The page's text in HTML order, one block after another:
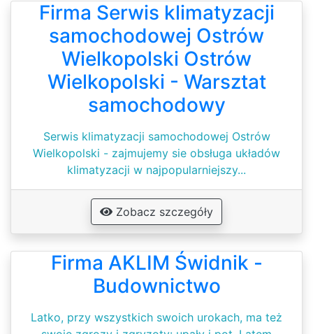
Firma Serwis klimatyzacji
samochodowej Ostrów
Wielkopolski Ostrów
Wielkopolski - Warsztat
samochodowy
Serwis klimatyzacji samochodowej Ostrów
Wielkopolski - zajmujemy sie obsługa układów
klimatyzacji w najpopularniejszy...
Zobacz szczegóły
Firma AKLIM Świdnik -
Budownictwo
Latko, przy wszystkich swoich urokach, ma też